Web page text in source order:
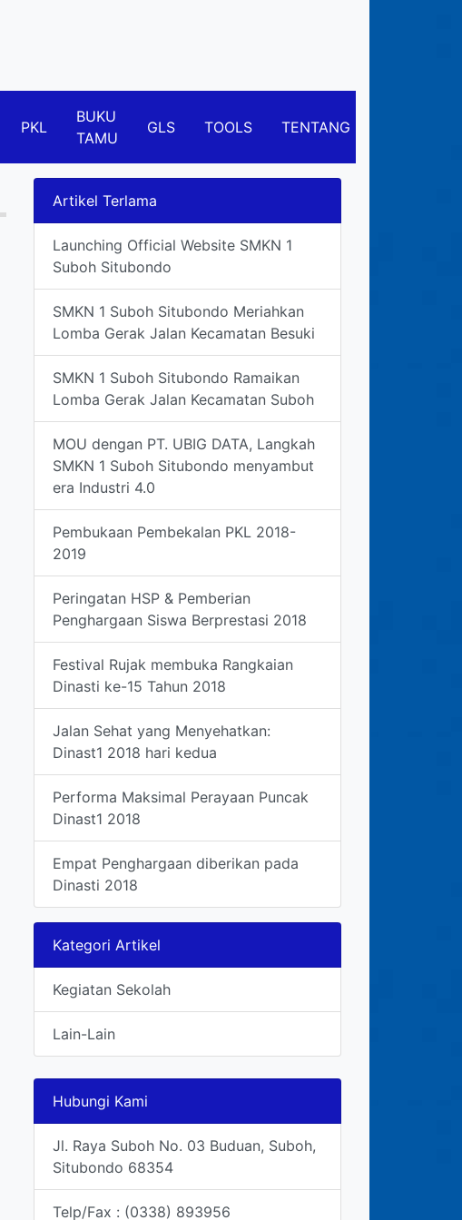
PKL
BUKU
TAMU
GLS TOOLS TENTANG
Artikel Terlama
Launching Official Website SMKN 1
Suboh Situbondo
SMKN 1 Suboh Situbondo Meriahkan
Lomba Gerak Jalan Kecamatan Besuki
SMKN 1 Suboh Situbondo Ramaikan
Lomba Gerak Jalan Kecamatan Suboh
MOU dengan PT. UBIG DATA, Langkah
SMKN 1 Suboh Situbondo menyambut
era Industri 4.0
Pembukaan Pembekalan PKL 2018-
2019
Peringatan HSP & Pemberian
Penghargaan Siswa Berprestasi 2018
Festival Rujak membuka Rangkaian
Dinasti ke-15 Tahun 2018
Jalan Sehat yang Menyehatkan:
Dinast1 2018 hari kedua
Performa Maksimal Perayaan Puncak
Dinast1 2018
Empat Penghargaan diberikan pada
Dinasti 2018
Kategori Artikel
Kegiatan Sekolah
Lain-Lain
Hubungi Kami
Jl. Raya Suboh No. 03 Buduan, Suboh,
Situbondo 68354
Telp/Fax : (0338) 893956